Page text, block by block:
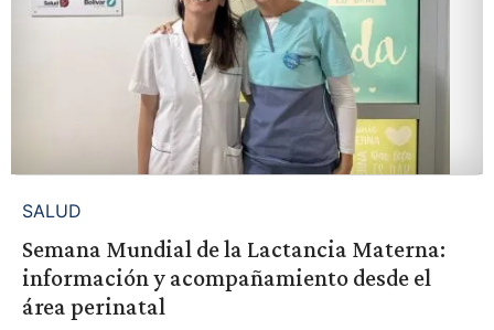
SALUD
Semana Mundial de la Lactancia Materna:
información y acompañamiento desde el
área perinatal